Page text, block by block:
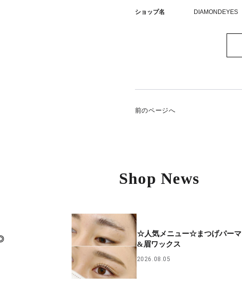
ショップ名 DIAMONDEYES
前のページへ
Shop News
☆人気メニュー☆まつげパーマ
&眉ワックス
2026.08.05